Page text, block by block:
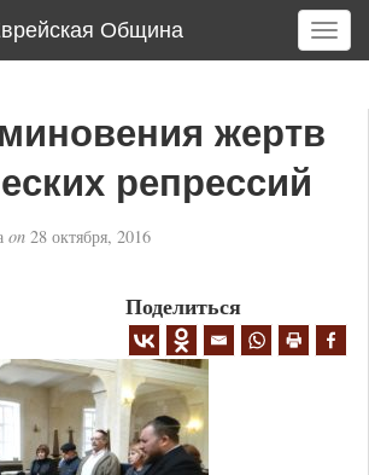
Община
T
o
l
a
t
жертв
репрессий
on 28 октября, 2016
Поделиться